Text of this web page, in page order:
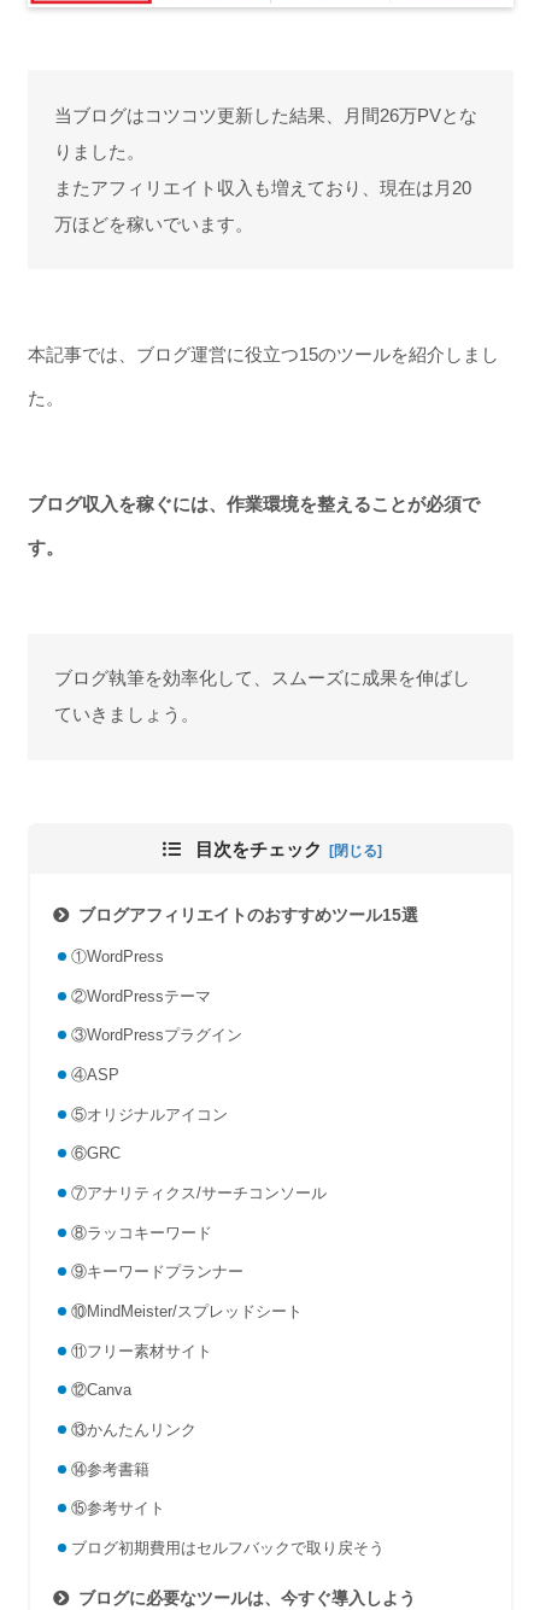
当ブログはコツコツ更新した結果、月間26万PVとな
りました。
またアフィリエイト収入も増えており、現在は月20
万ほどを稼いでいます。
本記事では、ブログ運営に役立つ15のツールを紹介しまし
た。
ブログ収入を稼ぐには、作業環境を整えることが必須で
す。
ブログ執筆を効率化して、スムーズに成果を伸ばし
ていきましょう。
目次をチェック
ブログアフィリエイトのおすすめツール15選
①WordPress
②WordPressテーマ
③WordPressプラグイン
④ASP
⑤オリジナルアイコン
⑥GRC
⑦アナリティクス/サーチコンソール
⑧ラッコキーワード
⑨キーワードプランナー
⑩MindMeister/スプレッドシート
⑪フリー素材サイト
⑫Canva
⑬かんたんリンク
⑭参考書籍
⑮参考サイト
ブログ初期費用はセルフバックで取り戻そう
ブログに必要なツールは、今すぐ導入しよう